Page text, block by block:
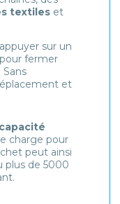
textiles et
sur un
fermer
et
charge pour
peut ainsi
plus de 5000